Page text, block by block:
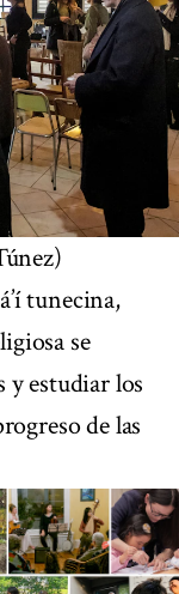
tunecina,
se
estudiar los
de las